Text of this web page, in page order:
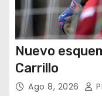
Nuevo
Carrillo
Ago 8, 2026